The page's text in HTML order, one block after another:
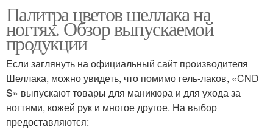
Палитра цветов шеллака на
ногтях. Обзор выпускаемой
продукции
Если заглянуть на официальный сайт производителя
Шеллака, можно увидеть, что помимо гель-лаков, «CND
S» выпускают товары для маникюра и для ухода за
ногтями, кожей рук и многое другое. На выбор
предоставляются: